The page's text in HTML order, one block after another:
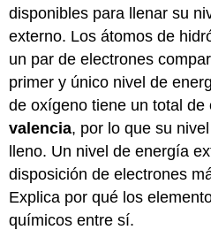
disponibles para llenar su
externo. Los átomos de
un par de electrones
primer y único nivel de
de oxígeno tiene un total
valencia, por lo que su
lleno. Un nivel de energía
disposición de electrones
Explica por qué los
químicos entre sí.